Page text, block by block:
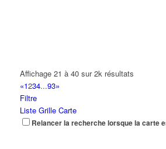
Affichage 21 à 40 sur 2k résultats
«1234...93»
Filtre
Liste Grille Carte
Relancer la recherche lorsque la carte